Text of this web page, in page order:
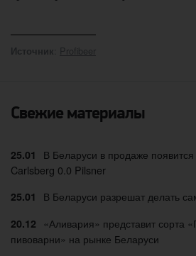
Источник Profibeer
Свежие материалы
25.01
В Беларуси в продаже
Carlsberg 0.0 Pilsner
25.01 В Беларуси разрешат делать
20.12
«Аливария» представит сорта
пивоварни» на рынке Беларуси